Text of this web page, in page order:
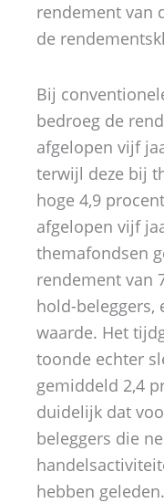
rendement van
de
Bij
bedroeg de
afgelopen vijf
terwijl deze bij
hoge 4,9
afgelopen vijf
themafondsen
rendement van
hold-beleggers,
waarde. Het
toonde echter
gemiddeld 2,4
duidelijk dat
beleggers die
hebben